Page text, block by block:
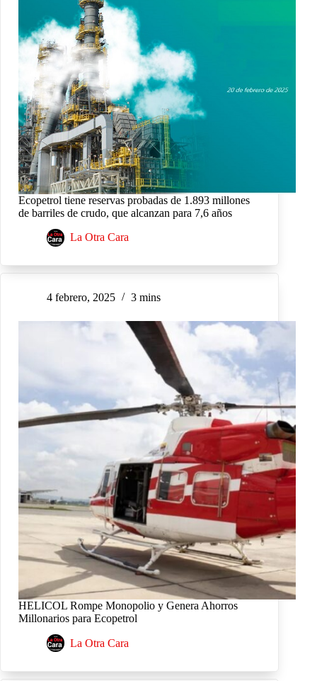
Ecopetrol tiene reservas probadas de 1.893 millones
de barriles de crudo, que alcanzan para 7,6 años
La Otra Cara
4 febrero, 2025 3 mins
HELICOL Rompe Monopolio y Genera Ahorros
Millonarios para Ecopetrol
La Otra Cara